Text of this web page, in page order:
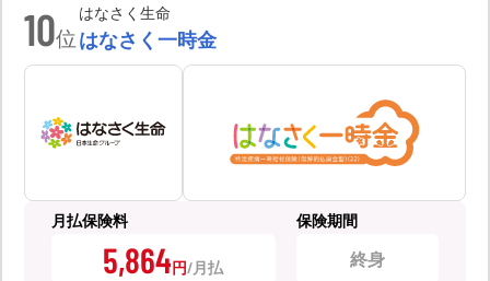
10位
はなさく生命
はなさく一時金
月払保険料
5,864円
保険期間
終身